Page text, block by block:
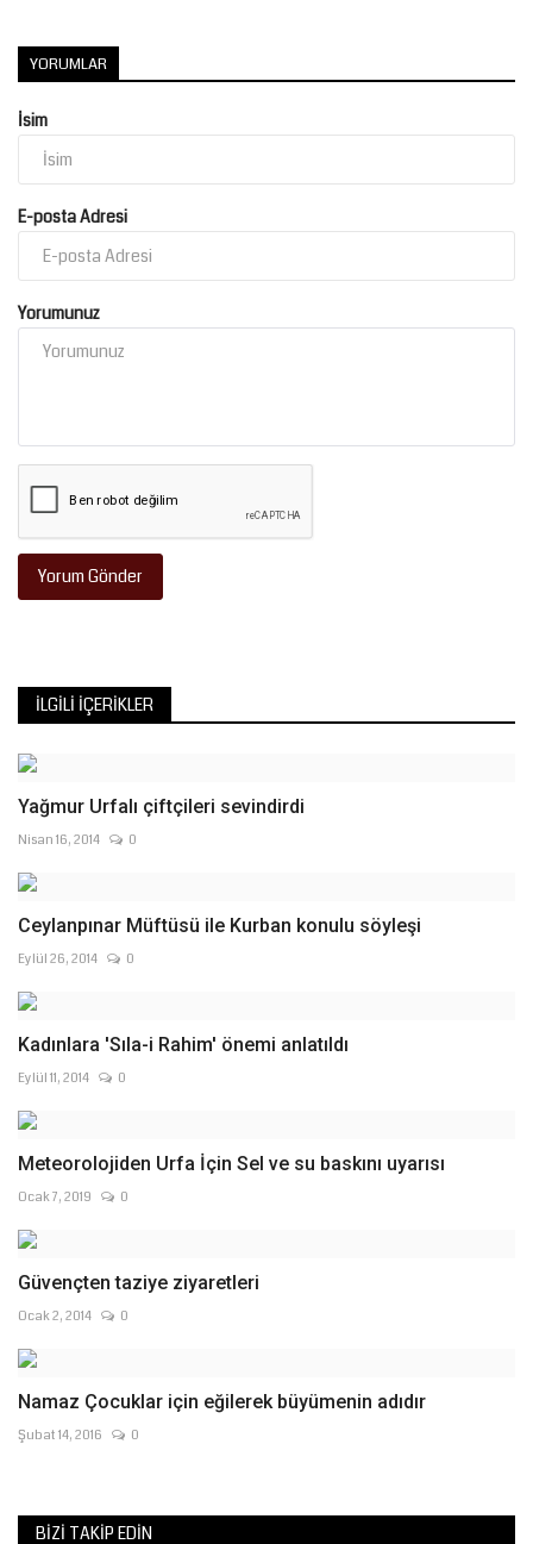
YORUMLAR
İsim
E-posta Adresi
Yorumunuz
Yorum Gönder
İLGILI İÇERIKLER
Yağmur Urfalı çiftçileri sevindirdi
Nisan 16, 2014 0
Ceylanpınar Müftüsü ile Kurban konulu söyleşi
Eylül 26, 2014 0
Kadınlara 'Sıla-i Rahim' önemi anlatıldı
Eylül 11, 2014 0
Meteorolojiden Urfa İçin Sel ve su baskını uyarısı
Ocak 7, 2019 0
Güvençten taziye ziyaretleri
Ocak 2, 2014 0
Namaz Çocuklar için eğilerek büyümenin adıdır
Şubat 14, 2016 0
BIZI TAKIP EDIN